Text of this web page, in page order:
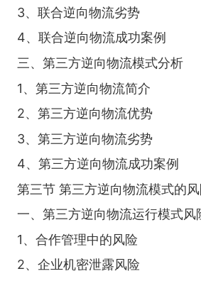
3、联合逆向物流劣势
4、联合逆向物流成功案例
三、第三方逆向物流模式分析
1、第三方逆向物流简介
2、第三方逆向物流优势
3、第三方逆向物流劣势
4、第三方逆向物流成功案例
第三节 第三方逆向物流模式的
一、第三方逆向物流运行模式风
1、合作管理中的风险
2、企业机密泄露风险